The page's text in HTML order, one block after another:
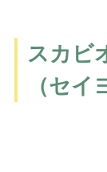
スカビ
（セイ